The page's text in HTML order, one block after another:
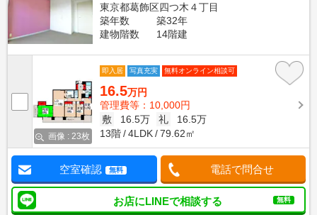
東京都葛飾区四つ木４丁目
築年数
築32年
建物階数
14階建
画像 : 23枚
即入居 写真充実 無料オンライン相談可
16.5万円
管理費等：10,000円
敷
16.5万 礼
16.5万
13階
4LDK 79.62㎡
空室確認 無料 電話で問合せ
お店にLINEで相談する 無料